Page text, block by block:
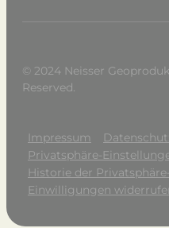
© 2024 Neisser
Reserved.
Impressum
Privatsphäre-
Historie der
Einwilligungen